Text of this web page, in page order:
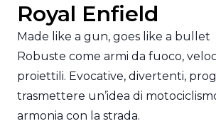
Royal Enfield
Made like a gun, goes like a bullet
Robuste come armi da fuoco,
proiettili. Evocative, divertenti,
trasmettere un’idea di
armonia con la strada.